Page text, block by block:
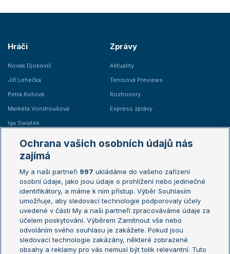
Hráči
Novak Djokovič
Jiří Lehečka
Petra Kvitová
Markéta Vondroušová
Iga Swiatek
Zprávy
Aktuality
Tenisová Previews
Rozhovory
Express zprávy
Žebříčky
Žebříček ATP (muži)
Žebříček WTA (ženy)
Sázkařský žebříček
Australian Open
French Open
Wimbledon
US Open
Turnaj mistrů
Turnaj mistryň
Ochrana vašich osobních údajů nás
zajímá
My a naši partneři 997 ukládáme do vašeho zařízení
osobní údaje, jako jsou údaje o prohlížení nebo jedinečné
identifikátory, a máme k nim přístup. Výběr Souhlasím
umožňuje, aby sledovací technologie podporovaly účely
uvedené v části My a naši partneři zpracováváme údaje za
účelem poskytování. Výběrem Zamítnout vše nebo
odvoláním svého souhlasu je zakážete. Pokud jsou
sledovací technologie zakázány, některé zobrazené
obsahy a reklamy pro vás nemusí být tolik relevantní. Tuto